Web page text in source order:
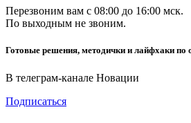
Перезвоним вам с 08:00 до 16:00 мск.
По выходным не звоним.
Готовые решения, методички и лайфхаки
В телеграм-канале Новации
Подписаться